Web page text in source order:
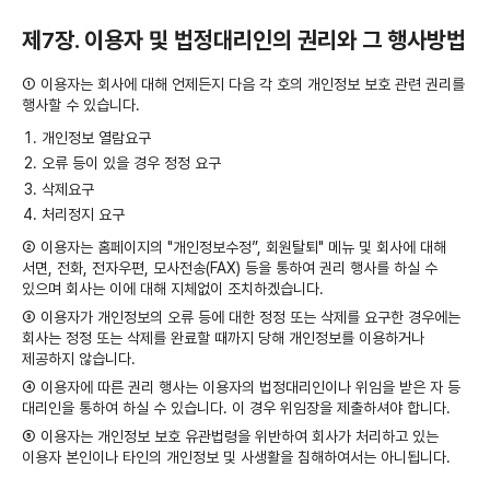
제7장. 이용자 및 법정대리인의 권리와 그 행사방법
① 이용자는 회사에 대해 언제든지 다음 각 호의 개인정보 보호 관련 권리를
행사할 수 있습니다.
개인정보 열람요구
오류 등이 있을 경우 정정 요구
삭제요구
처리정지 요구
② 이용자는 홈페이지의 "개인정보수정”, 회원탈퇴" 메뉴 및 회사에 대해
서면, 전화, 전자우편, 모사전송(FAX) 등을 통하여 권리 행사를 하실 수
있으며 회사는 이에 대해 지체없이 조치하겠습니다.
③ 이용자가 개인정보의 오류 등에 대한 정정 또는 삭제를 요구한 경우에는
회사는 정정 또는 삭제를 완료할 때까지 당해 개인정보를 이용하거나
제공하지 않습니다.
④ 이용자에 따른 권리 행사는 이용자의 법정대리인이나 위임을 받은 자 등
대리인을 통하여 하실 수 있습니다. 이 경우 위임장을 제출하셔야 합니다.
⑤ 이용자는 개인정보 보호 유관법령을 위반하여 회사가 처리하고 있는
이용자 본인이나 타인의 개인정보 및 사생활을 침해하여서는 아니됩니다.